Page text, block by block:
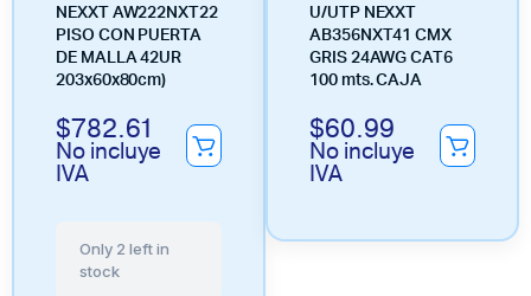
NEXXT AW222NXT22
PISO CON PUERTA
DE MALLA 42UR
203x60x80cm)
$782.61
No incluye
IVA
Only 2 left in
stock
U/UTP NEXXT
AB356NXT41 CMX
GRIS 24AWG CAT6
100 mts. CAJA
$60.99
No incluye
IVA